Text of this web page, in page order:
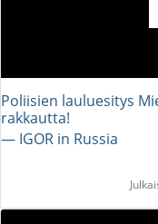
Poliisien lauluesitys
rakkautta!
― IGOR in Russia